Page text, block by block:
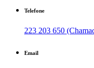
Telefone
223 203 650
Email